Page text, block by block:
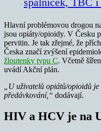
Hlavní problémovou drogou
jsou opiáty/opioidy. V Česku
pervitin. Je tak zřejmé, že
Česka značí zvýšení
žloutenky typu C. Včetně
uvádí Akční plán.
„U uživatelů opiátů/opioidů
předávkování,“ dodávají.
HIV a HCV je na